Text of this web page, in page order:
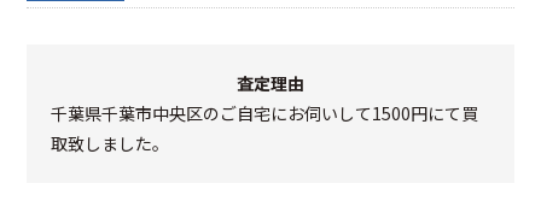
査定理由
千葉県千葉市中央区のご自宅にお伺いして1500円にて買
取致しました。